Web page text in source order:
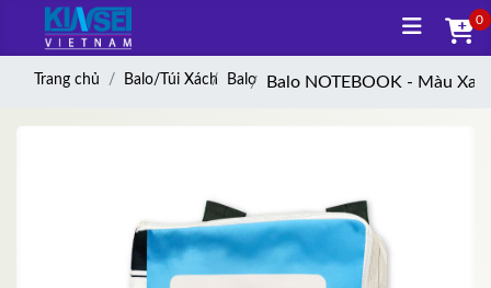
0
Trang chủ Balo/Túi Xách Balo Balo NOTEBOOK - Màu